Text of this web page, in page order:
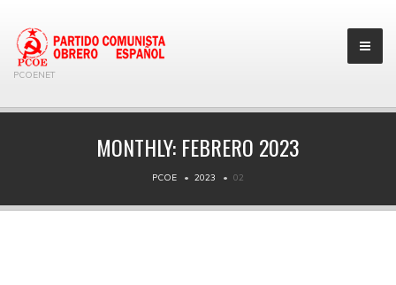
PCOENET
MONTHLY: FEBRERO 2023
PCOE 2023 02